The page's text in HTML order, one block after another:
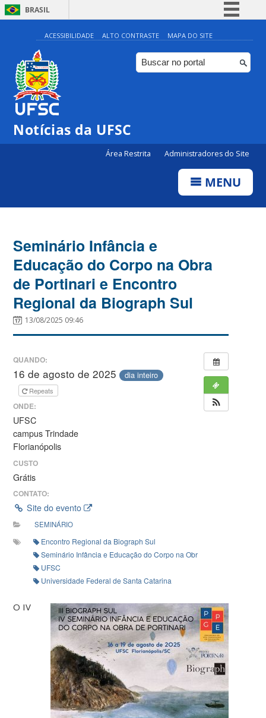
BRASIL
Simplifique!
Comunica BR
Participe
ACESSIBILIDADE ALTO CONTRASTE MAPA DO SITE
Notícias da UFSC
Área Restrita Administradores do Site
MENU
Seminário Infância e
Educação do Corpo na Obra
de Portinari e Encontro
Regional da Biograph Sul
13/08/2025 09:46
QUANDO:
16 de agosto de 2025 dia inteiro
Repeats
ONDE:
UFSC
campus Trindade
Florianópolis
CUSTO
Grátis
CONTATO:
Site do evento
SEMINÁRIO
Encontro Regional da Biograph Sul
Seminário Infância e Educação do Corpo na Obra de Portinari
UFSC
Universidade Federal de Santa Catarina
O IV